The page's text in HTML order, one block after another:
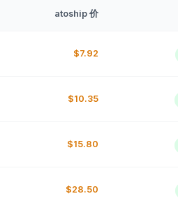
atoship 价
$7.92
$10.35
$15.80
$28.50